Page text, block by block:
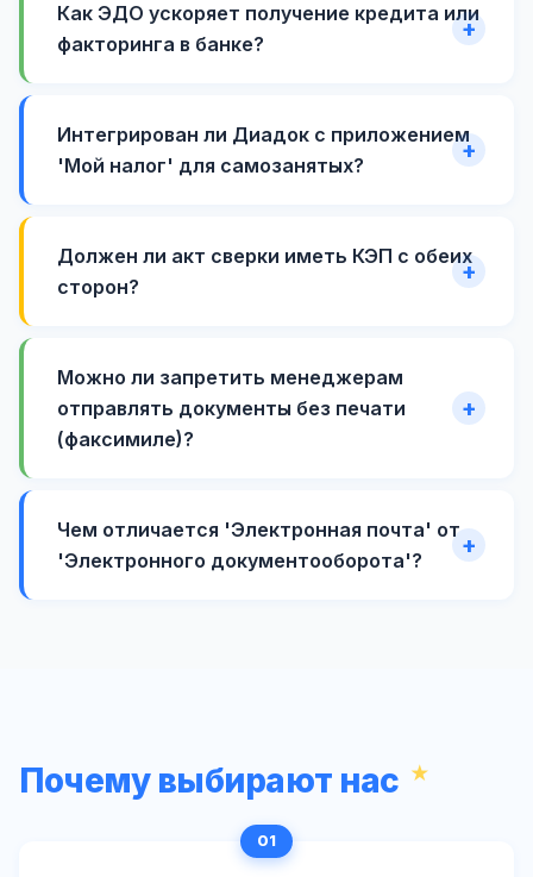
Как ЭДО ускоряет получение кредита или
факторинга в банке?
Интегрирован ли Диадок с приложением
'Мой налог' для самозанятых?
Должен ли акт сверки иметь КЭП с обеих
сторон?
Можно ли запретить менеджерам
отправлять документы без печати
(факсимиле)?
Чем отличается 'Электронная почта' от
'Электронного документооборота'?
Почему выбирают нас